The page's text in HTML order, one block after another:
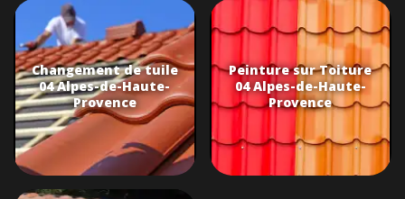
Changement de tuile
04 Alpes-de-Haute-
Provence
Peinture sur Toiture
04 Alpes-de-Haute-
Provence